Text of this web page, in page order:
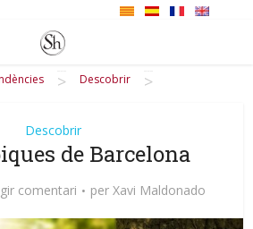
> Descobrir >
Descobrir
de Barcelona
comentari per Xavi Maldonado